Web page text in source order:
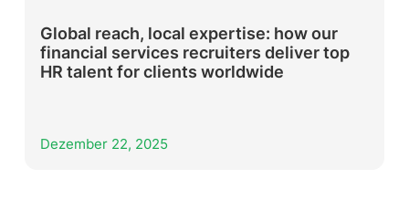
Global reach, local expertise: how our
financial services recruiters deliver top
HR talent for clients worldwide
Dezember 22, 2025